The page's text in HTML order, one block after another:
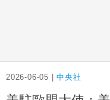
2026-06-05 |中央社